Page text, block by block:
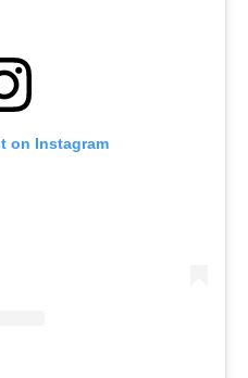
on Instagram